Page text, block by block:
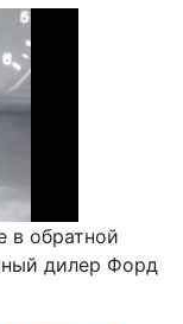
в обратной
дилер Форд